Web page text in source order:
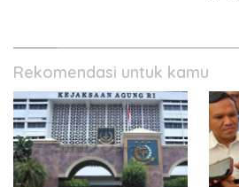
Rekomendasi untuk kamu